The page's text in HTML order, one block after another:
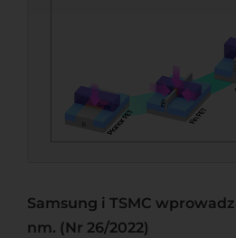
Samsung i TSMC
nm. (Nr 26/2022)